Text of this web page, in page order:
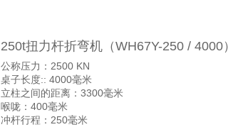
250t扭力杆折弯机（WH67Y-250 / 4000）
公称压力：2500 KN
桌子长度:: 4000毫米
立柱之间的距离：3300毫米
喉咙：400毫米
冲杆行程：250毫米